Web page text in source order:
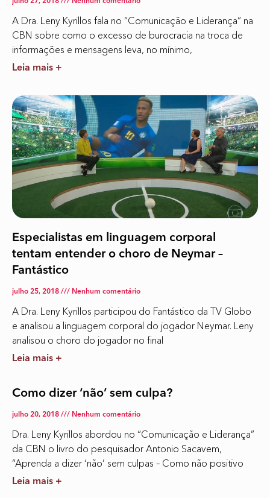
A Dra. Leny Kyrillos fala no “Comunicação e Liderança” na
CBN sobre como o excesso de burocracia na troca de
informações e mensagens leva, no mínimo,
Leia mais +
Especialistas em linguagem corporal
tentam entender o choro de Neymar –
Fantástico
julho 25, 2018 Nenhum comentário
A Dra. Leny Kyrillos participou do Fantástico da TV Globo
e analisou a linguagem corporal do jogador Neymar. Leny
analisou o choro do jogador no final
Leia mais +
Como dizer ‘não’ sem culpa?
julho 20, 2018 Nenhum comentário
Dra. Leny Kyrillos abordou no “Comunicação e Liderança”
da CBN o livro do pesquisador Antonio Sacavem,
“Aprenda a dizer ‘não’ sem culpas – Como não positivo
Leia mais +